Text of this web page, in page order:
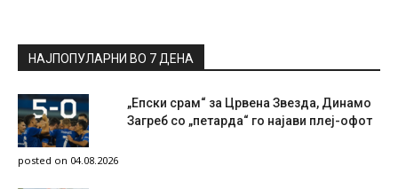
НАЈПОПУЛАРНИ ВО 7 ДЕНА
„Епски срам“ за Црвена Звезда, Динамо
Загреб со „петарда“ го најави плеј-офот
posted on 04.08.2026